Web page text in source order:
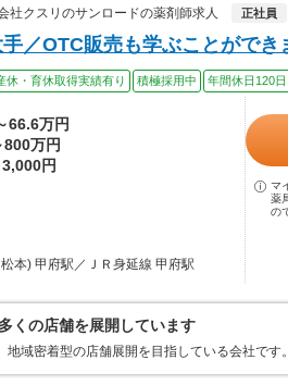
クスリのサンロードの薬剤師求人
正社員
手／OTC販売も学ぶことができ
休・育休取得実績有り 積極採用中 年間休日120
66.6万円
800万円
円
本) 甲府駅／ＪＲ身延線 甲府駅
マ
薬
の
くの店舗を展開しています
地域密着型の店舗展開を目指している会社です。